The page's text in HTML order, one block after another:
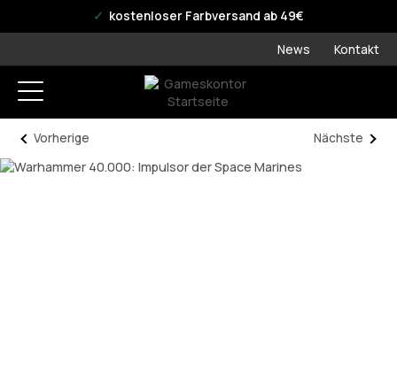
offizieller WPN Storekostenloser Farbversand ab 49€
News Kontakt
Vorherige Nächste